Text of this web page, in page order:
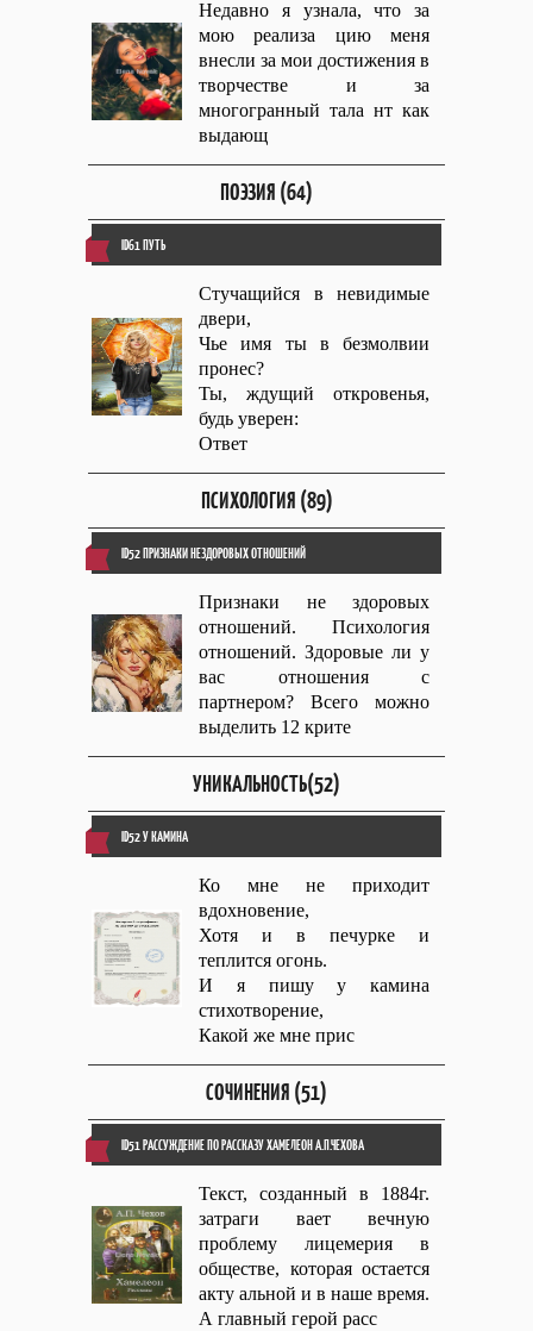
Недавно я узнала, что за
мою реализа цию меня
внесли за мои достижения в
творчестве и за
многогранный тала нт как
выдающ
ПОЭЗИЯ (64)
ID61 ПУТЬ
Стучащийся в невидимые
двери,
Чье имя ты в безмолвии
пронес?
Ты, ждущий откровенья,
будь уверен:
Ответ
ПСИХОЛОГИЯ (89)
ID52 ПРИЗНАКИ НЕЗДОРОВЫХ ОТНОШЕНИЙ
Признаки не здоровых
отношений. Психология
отношений. Здоровые ли у
вас отношения с
партнером? Всего можно
выделить 12 крите
УНИКАЛЬНОСТЬ(52)
ID52 У КАМИНА
Ко мне не приходит
вдохновение,
Хотя и в печурке и
теплится огонь.
И я пишу у камина
стихотворение,
Какой же мне прис
СОЧИНЕНИЯ (51)
ID51 РАССУЖДЕНИЕ ПО РАССКАЗУ ХАМЕЛЕОН А.П.ЧЕХОВА
Текст, созданный в 1884г.
затраги вает вечную
проблему лицемерия в
обществе, которая остается
акту альной и в наше время.
А главный герой расс